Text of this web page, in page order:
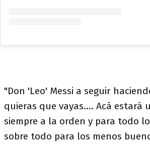
"Don 'Leo' Messi a seguir
quieras que vayas…. Acá estará
siempre a la orden y para todo
sobre todo para los menos